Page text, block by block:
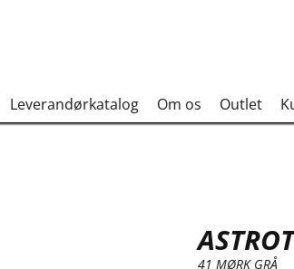
Leverandørkatalog Om os Outlet
41 MØRK GRÅ